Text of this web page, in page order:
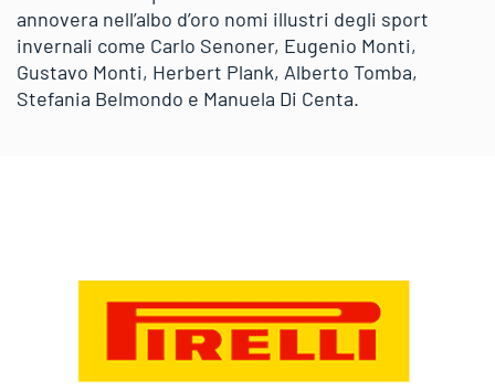
annovera nell’albo d’oro nomi illustri degli sport
invernali come Carlo Senoner, Eugenio Monti,
Gustavo Monti, Herbert Plank, Alberto Tomba,
Stefania Belmondo e Manuela Di Centa.